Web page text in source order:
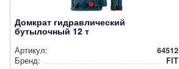
Домкрат гидравлический
бутылочный 12 т
Артикул:
64512
Бренд:
FIT